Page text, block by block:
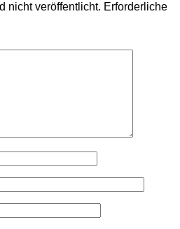
nicht veröffentlicht. Erforderliche